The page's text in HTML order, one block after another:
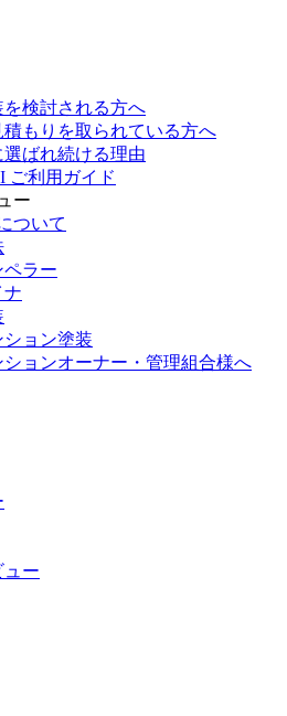
検討される方へ
積もりを取られている方へ
ばれ続ける理由
ご利用ガイド
ー
ついて
ペラー
ナ
ョン塗装
ョンオーナー・管理組合様へ
ュー